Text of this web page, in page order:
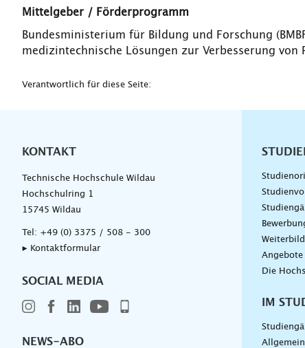
Mittelgeber / Förderprogramm
Bundesministerium für Bildung und Forschung
medizintechnische Lösungen zur Verbesserung
Verantwortlich für diese Seite:
KONTAKT
Technische Hochschule Wildau
Hochschulring 1
15745 Wildau
Tel: +49 (0) 3375 / 508 - 300
▸ Kontaktformular
SOCIAL MEDIA
NEWS-ABO
Angebote
Die
IM